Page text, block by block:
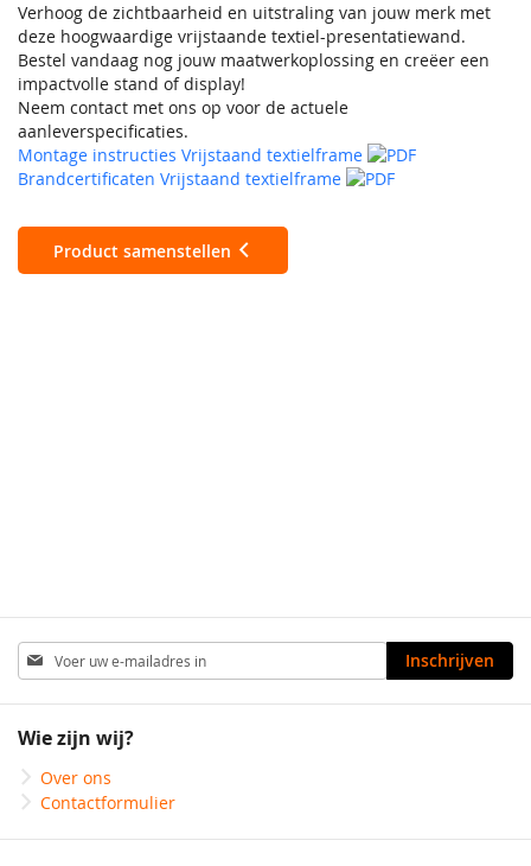
Verhoog de zichtbaarheid en uitstraling van jouw merk met
deze hoogwaardige vrijstaande textiel-presentatiewand.
Bestel vandaag nog jouw maatwerkoplossing en creëer een
impactvolle stand of display!
Neem contact met ons op voor de actuele
aanleverspecificaties.
Montage instructies Vrijstaand textielframe
Brandcertificaten Vrijstaand textielframe
Product samenstellen
Abonneer
u
op
nieuwsbrief
Inschrijven
Wie zijn wij?
Over ons
Contactformulier